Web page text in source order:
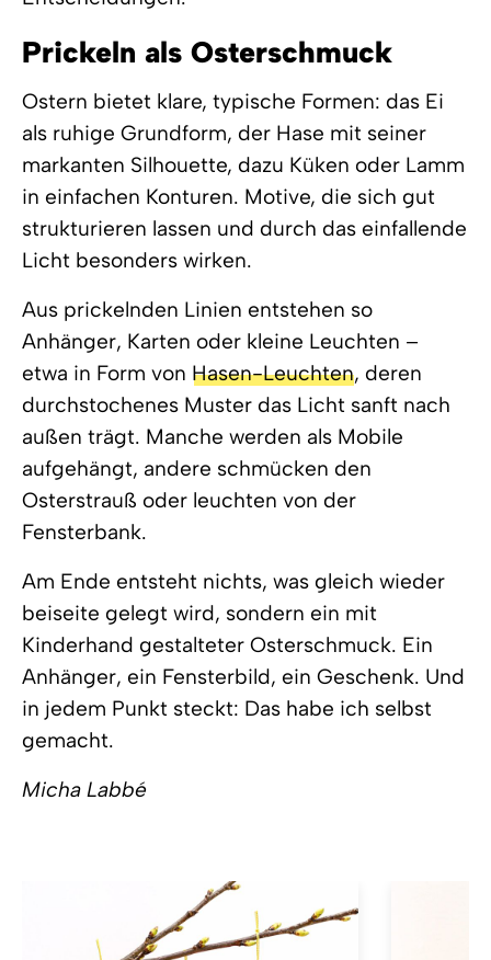
Prickeln als Osterschmuck
Ostern bietet klare, typische Formen: das Ei
als ruhige Grundform, der Hase mit seiner
markanten Silhouette, dazu Küken oder Lamm
in einfachen Konturen. Motive, die sich gut
strukturieren lassen und durch das einfallende
Licht besonders wirken.
Aus prickelnden Linien entstehen so
Anhänger, Karten oder kleine Leuchten –
etwa in Form von Hasen-Leuchten, deren
durchstochenes Muster das Licht sanft nach
außen trägt. Manche werden als Mobile
aufgehängt, andere schmücken den
Osterstrauß oder leuchten von der
Fensterbank.
Am Ende entsteht nichts, was gleich wieder
beiseite gelegt wird, sondern ein mit
Kinderhand gestalteter Osterschmuck. Ein
Anhänger, ein Fensterbild, ein Geschenk. Und
in jedem Punkt steckt: Das habe ich selbst
gemacht.
Micha Labbé